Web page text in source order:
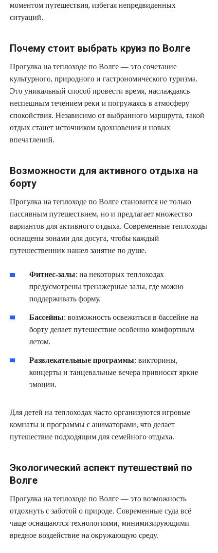
моментом путешествия, избегая непредвиденных
ситуаций.
Почему стоит выбрать круиз по Волге
Прогулка на теплоходе по Волге — это сочетание
культурного, природного и гастрономического туризма.
Это уникальный способ провести время, наслаждаясь
неспешным течением реки и погружаясь в атмосферу
спокойствия. Независимо от выбранного маршрута, такой
отдых станет источником вдохновения и новых
впечатлений.
Возможности для активного отдыха на
борту
Прогулка на теплоходе по Волге становится не только
пассивным путешествием, но и предлагает множество
вариантов для активного отдыха. Современные теплоходы
оснащены зонами для досуга, чтобы каждый
путешественник нашел занятие по душе.
Фитнес-залы: на некоторых теплоходах
предусмотрены тренажерные залы, где можно
поддерживать форму.
Бассейны: возможность освежиться в бассейне на
борту делает путешествие особенно комфортным
летом.
Развлекательные программы: викторины,
концерты и танцевальные вечера привносят яркие
эмоции.
Для детей на теплоходах часто организуются игровые
комнаты и программы с аниматорами, что делает
путешествие подходящим для семейного отдыха.
Экологический аспект путешествий по
Волге
Прогулка на теплоходе по Волге — это возможность
отдохнуть с заботой о природе. Современные суда всё
чаще оснащаются технологиями, минимизирующими
вредное воздействие на окружающую среду.